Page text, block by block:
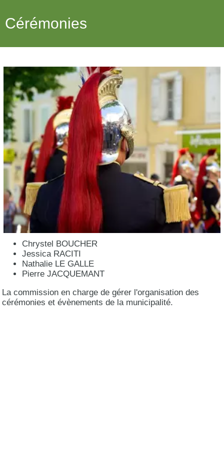
Cérémonies
Chrystel BOUCHER
Jessica RACITI
Nathalie LE GALLE
Pierre JACQUEMANT
La commission en charge de gérer l'organisation des
cérémonies et évènements de la municipalité.